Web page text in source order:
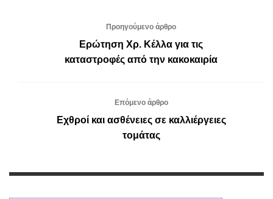
Προηγούμενο άρθρο
Ερώτηση Χρ. Κέλλα για τις
καταστροφές από την κακοκαιρία
Επόμενο άρθρο
Εχθροί και ασθένειες σε καλλιέργειες
τομάτας